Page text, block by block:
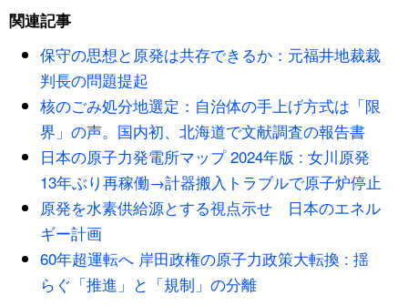
関連記事
保守の思想と原発は共存できるか：元福井地裁裁
判長の問題提起
核のごみ処分地選定：自治体の手上げ方式は「限
界」の声。国内初、北海道で文献調査の報告書
日本の原子力発電所マップ 2024年版 : 女川原発
13年ぶり再稼働→計器搬入トラブルで原子炉停止
原発を水素供給源とする視点示せ 日本のエネル
ギー計画
60年超運転へ 岸田政権の原子力政策大転換 : 揺
らぐ「推進」と「規制」の分離